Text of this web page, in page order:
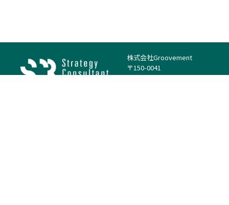
株式会社Groovement
〒150-0041
東京都渋谷区神南1丁目23−14